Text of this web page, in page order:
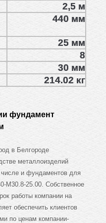
2,5 м
440 мм
25 мм
8
30 мм
214.02 кг
фундамент
в Белгороде
металлоизделий
числе и фундаментов для
М30.8-25.00. Собственное
работы компании на
обеспечить клиентов
по ценам компании-